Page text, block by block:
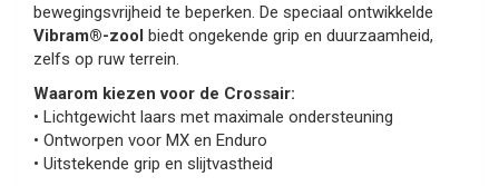
bewegingsvrijheid te beperken. De speciaal ontwikkelde
Vibram®-zool biedt ongekende grip en duurzaamheid,
zelfs op ruw terrein.
Waarom kiezen voor de Crossair:
• Lichtgewicht laars met maximale ondersteuning
• Ontworpen voor MX en Enduro
• Uitstekende grip en slijtvastheid